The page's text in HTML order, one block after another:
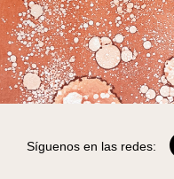
Síguenos en las redes: